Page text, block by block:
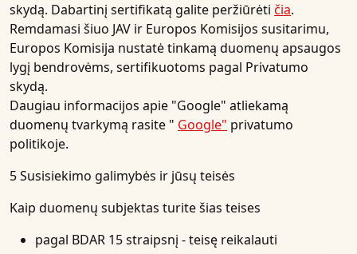
skydą. Dabartinį sertifikatą galite peržiūrėti čia.
Remdamasi šiuo JAV ir Europos Komisijos susitarimu,
Europos Komisija nustatė tinkamą duomenų apsaugos
lygį bendrovėms, sertifikuotoms pagal Privatumo
skydą.
Daugiau informacijos apie "Google" atliekamą
duomenų tvarkymą rasite " Google" privatumo
politikoje.
5 Susisiekimo galimybės ir jūsų teisės
Kaip duomenų subjektas turite šias teises
pagal BDAR 15 straipsnį - teisę reikalauti